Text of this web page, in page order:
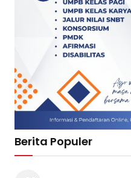
Berita Populer